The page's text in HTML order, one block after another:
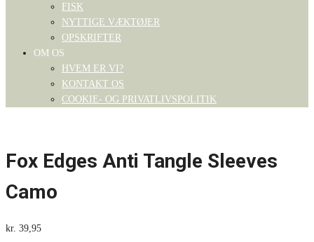
FISK
NYTTIGE VÆKTØJER
OPSKRIFTER
OM OS
HVEM ER VI?
KONTAKT OS
COOKIE- OG PRIVATLIVSPOLITIK
Fox Edges Anti Tangle Sleeves
Camo
kr. 39,95